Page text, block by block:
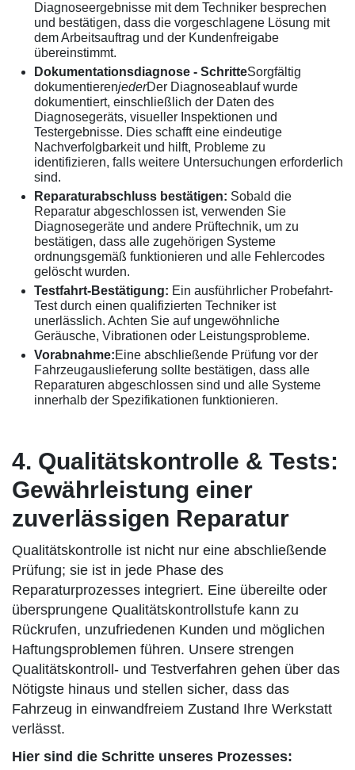
Diagnoseergebnisse mit dem Techniker besprechen
und bestätigen, dass die vorgeschlagene Lösung mit
dem Arbeitsauftrag und der Kundenfreigabe
übereinstimmt.
Dokumentationsdiagnose - SchritteSorgfältig
dokumentierenjederDer Diagnoseablauf wurde
dokumentiert, einschließlich der Daten des
Diagnosegeräts, visueller Inspektionen und
Testergebnisse. Dies schafft eine eindeutige
Nachverfolgbarkeit und hilft, Probleme zu
identifizieren, falls weitere Untersuchungen erforderlich
sind.
Reparaturabschluss bestätigen: Sobald die
Reparatur abgeschlossen ist, verwenden Sie
Diagnosegeräte und andere Prüftechnik, um zu
bestätigen, dass alle zugehörigen Systeme
ordnungsgemäß funktionieren und alle Fehlercodes
gelöscht wurden.
Testfahrt-Bestätigung: Ein ausführlicher Probefahrt-
Test durch einen qualifizierten Techniker ist
unerlässlich. Achten Sie auf ungewöhnliche
Geräusche, Vibrationen oder Leistungsprobleme.
Vorabnahme:Eine abschließende Prüfung vor der
Fahrzeugauslieferung sollte bestätigen, dass alle
Reparaturen abgeschlossen sind und alle Systeme
innerhalb der Spezifikationen funktionieren.
4. Qualitätskontrolle & Tests:
Gewährleistung einer
zuverlässigen Reparatur
Qualitätskontrolle ist nicht nur eine abschließende
Prüfung; sie ist in jede Phase des
Reparaturprozesses integriert. Eine übereilte oder
übersprungene Qualitätskontrollstufe kann zu
Rückrufen, unzufriedenen Kunden und möglichen
Haftungsproblemen führen. Unsere strengen
Qualitätskontroll- und Testverfahren gehen über das
Nötigste hinaus und stellen sicher, dass das
Fahrzeug in einwandfreiem Zustand Ihre Werkstatt
verlässt.
Hier sind die Schritte unseres Prozesses: